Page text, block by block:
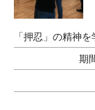
「押忍」の精神
期